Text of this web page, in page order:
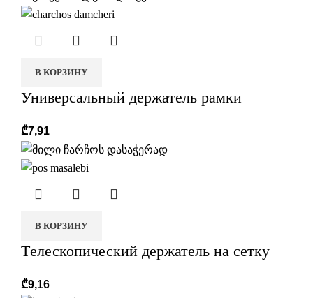
В КОРЗИНУ
Универсальный держатель рамки
₾7,91
В КОРЗИНУ
Tелескопический держатель на сетку
₾9,16